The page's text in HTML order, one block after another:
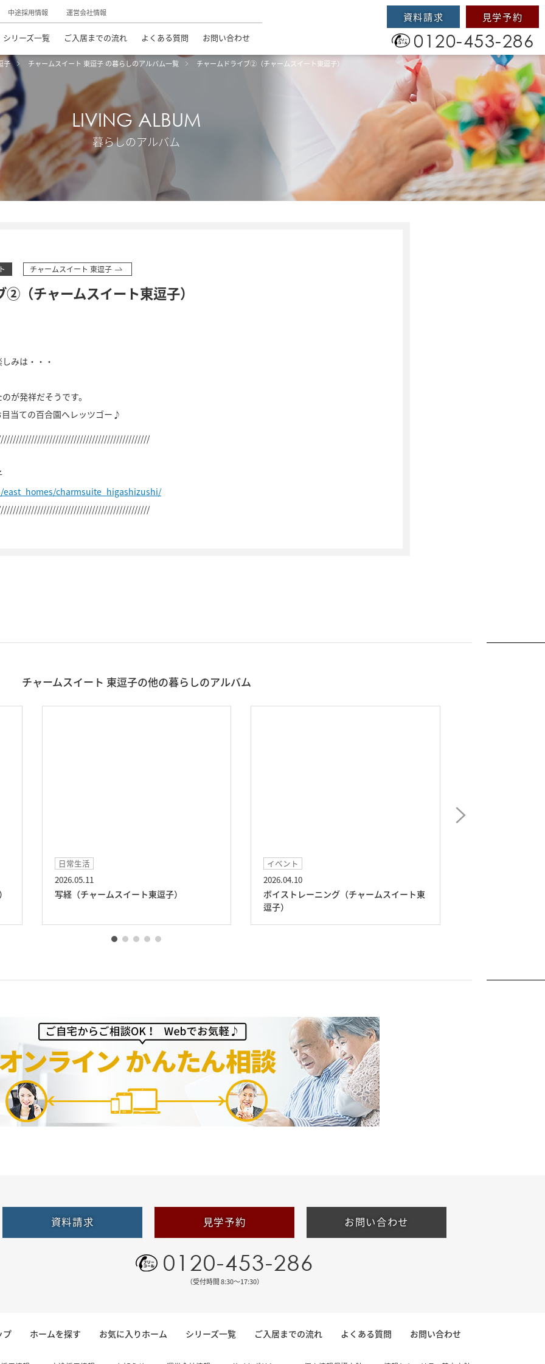
中途採用情報 運営会社情報
シリーズ一覧 ご入居までの流れ よくある質問 お問い合わせ
資料請求 見学予約
0120-453-286
子 チャームスイート 東逗子 の暮らしのアルバム一覧 チャームドライブ②（チャームスイート東逗子）
LIVING ALBUM
暮らしのアルバム
チャームスイート 東逗子
（チャームスイート東逗子）
みは・・・
が発祥だそうです。
当ての百合園へレッツゴー♪
charmsuite_higashizushi/
チャームスイート 東逗子の他の暮らしのアルバム
日常生活
2026.05.11
写経（チャームスイート東逗子）
イベント
2026.04.10
ボイストレーニング（チャームスイート東
逗子）
資料請求 見学予約 お問い合わせ
0120-453-286
（受付時間 8:30〜17:30）
プ ホームを探す お気に入りホーム シリーズ一覧 ご入居までの流れ よくある質問 お問い合わせ